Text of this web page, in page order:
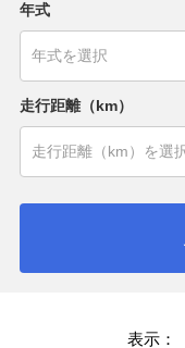
年式
走行距離（km）
表示：